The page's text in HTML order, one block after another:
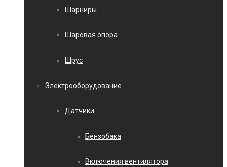
Шарниры
Шаровая опора
Шрус
Электрооборудование
Датчики
Бензобака
Включения вентилятора